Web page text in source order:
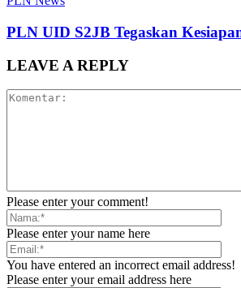
PLN UID S2JB Tegaskan
LEAVE A REPLY
Please enter your comment!
Please enter your name here
You have entered an incorrect email address!
Please enter your email address here